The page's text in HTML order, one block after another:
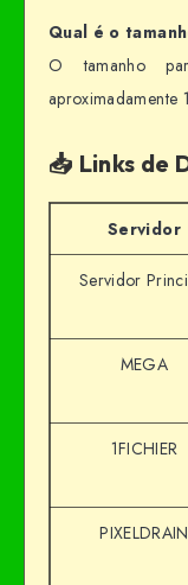
Qual é o
O tamanho
aproximadamente
📥 Links de
Servidor
Servidor
MEGA
1FICHIER
PIXELDRAIN